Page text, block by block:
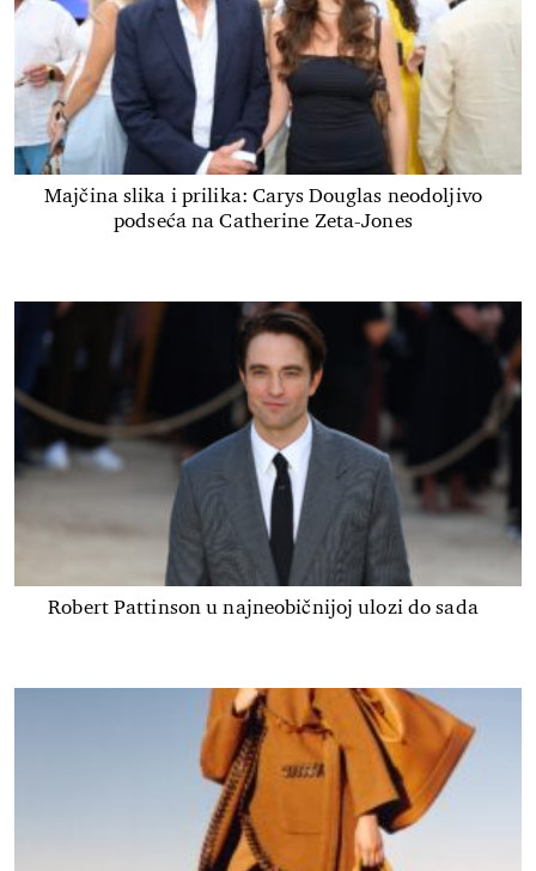
Majčina slika i prilika: Carys Douglas neodoljivo
podseća na Catherine Zeta-Jones
Robert Pattinson u najneobičnijoj ulozi do sada